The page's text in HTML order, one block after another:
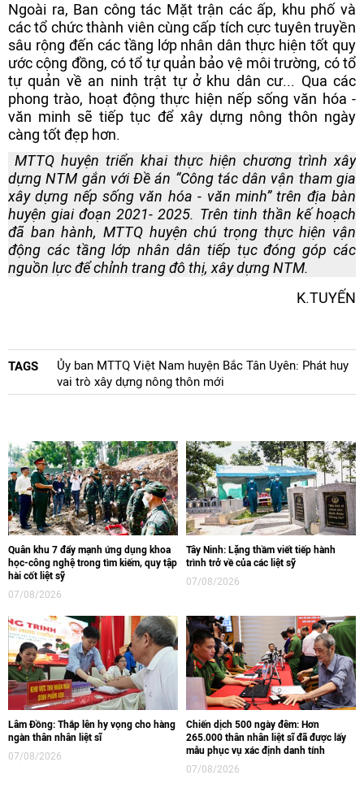
Ngoài ra, Ban công tác Mặt trận các ấp, khu phố và
các tổ chức thành viên cùng cấp tích cực tuyên truyền
sâu rộng đến các tầng lớp nhân dân thực hiện tốt quy
ước cộng đồng, có tổ tự quản bảo vệ môi trường, có tổ
tự quản về an ninh trật tự ở khu dân cư... Qua các
phong trào, hoạt động thực hiện nếp sống văn hóa -
văn minh sẽ tiếp tục để xây dựng nông thôn ngày
càng tốt đẹp hơn.
MTTQ huyện triển khai thực hiện chương trình xây
dựng NTM gắn với Đề án “Công tác dân vận tham gia
xây dựng nếp sống văn hóa - văn minh” trên địa bàn
huyện giai đoạn 2021- 2025. Trên tinh thần kế hoạch
đã ban hành, MTTQ huyện chú trọng thực hiện vận
động các tầng lớp nhân dân tiếp tục đóng góp các
nguồn lực để chỉnh trang đô thị, xây dựng NTM.
K.TUYẾN
TAGS
Ủy ban MTTQ Việt Nam huyện Bắc Tân Uyên: Phát huy
vai trò xây dựng nông thôn mới
Quân khu 7 đẩy mạnh ứng dụng khoa
học-công nghệ trong tìm kiếm, quy tập
hài cốt liệt sỹ
07/08/2026
Tây Ninh: Lặng thầm viết tiếp hành
trình trở về của các liệt sỹ
07/08/2026
Lâm Đồng: Thắp lên hy vọng cho hàng
ngàn thân nhân liệt sĩ
07/08/2026
Chiến dịch 500 ngày đêm: Hơn
265.000 thân nhân liệt sĩ đã được lấy
mẫu phục vụ xác định danh tính
07/08/2026